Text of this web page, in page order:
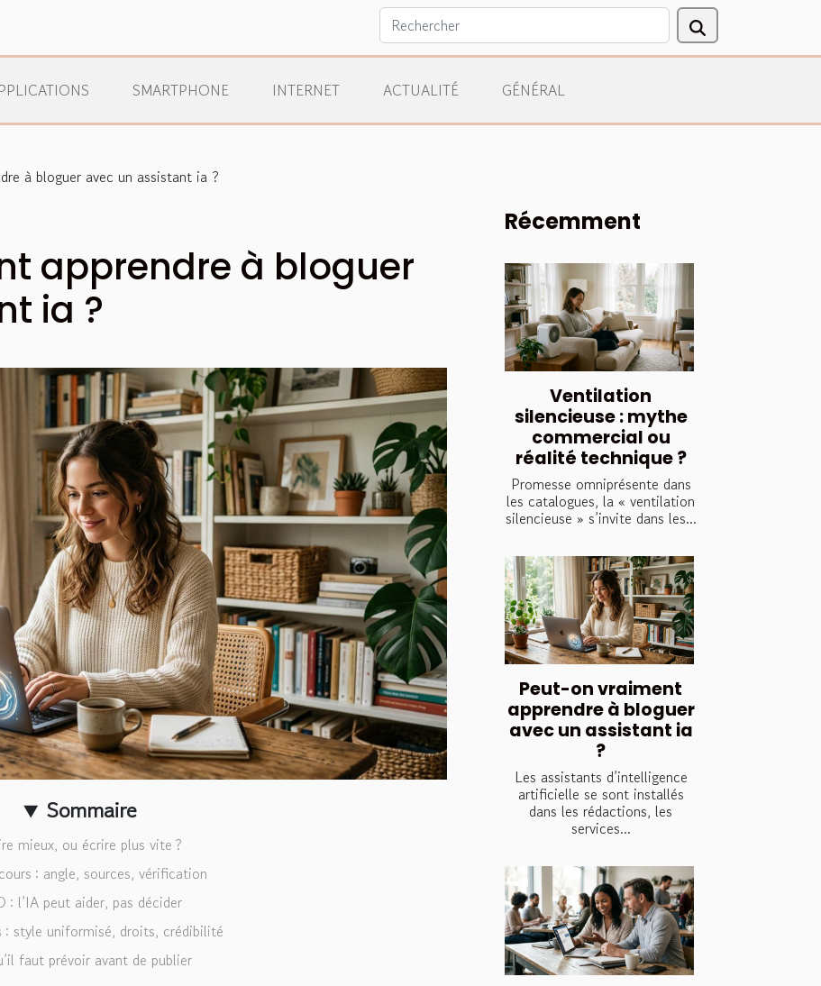
SMARTPHONE INTERNET ACTUALITÉ GÉNÉRAL
à bloguer avec un assistant ia ?
apprendre à bloguer
ia ?
Sommaire
mieux, ou écrire plus vite ?
: angle, sources, vérification
: l’IA peut aider, pas décider
: style uniformisé, droits, crédibilité
faut prévoir avant de publier
Récemment
Ventilation
silencieuse : mythe
commercial ou
réalité technique ?
Promesse omniprésente dans
les catalogues, la « ventilation
silencieuse » s’invite dans les...
Peut-on vraiment
apprendre à bloguer
avec un assistant ia
?
Les assistants d’intelligence
artificielle se sont installés
dans les rédactions, les
services...